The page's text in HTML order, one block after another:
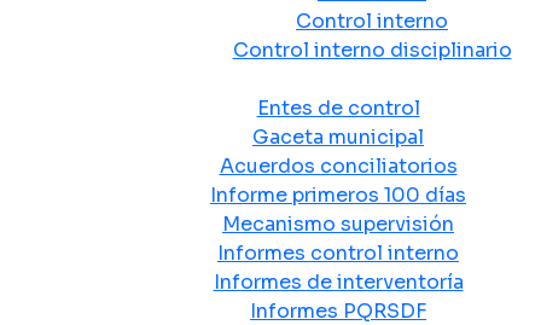
Control interno
Control interno disciplinario
Entes de control
Gaceta municipal
Acuerdos conciliatorios
Informe primeros 100 días
Mecanismo supervisión
Informes control interno
Informes de interventoría
Informes PQRSDF